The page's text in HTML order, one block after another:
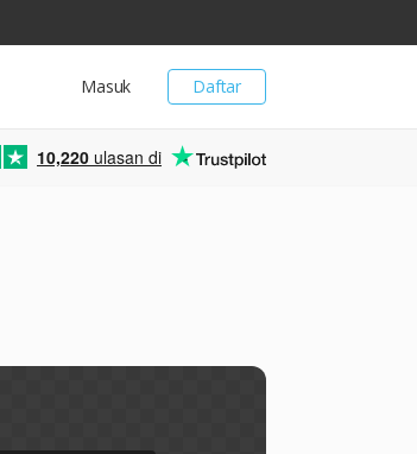
Daftar
Masuk
10,220 ulasan di